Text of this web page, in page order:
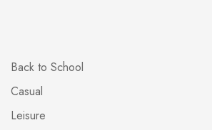
Back to School
Casual
Leisure